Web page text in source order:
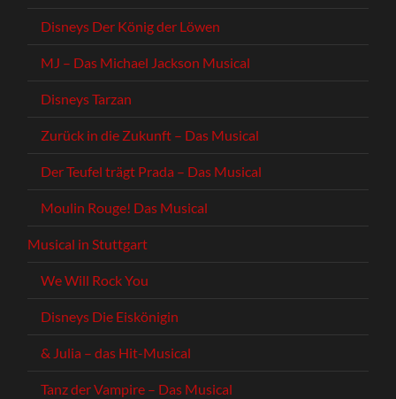
Disneys Der König der Löwen
MJ – Das Michael Jackson Musical
Disneys Tarzan
Zurück in die Zukunft – Das Musical
Der Teufel trägt Prada – Das Musical
Moulin Rouge! Das Musical
Musical in Stuttgart
We Will Rock You
Disneys Die Eiskönigin
& Julia – das Hit-Musical
Tanz der Vampire – Das Musical